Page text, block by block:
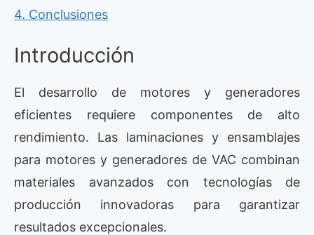
4. Conclusiones
Introducción
El desarrollo de motores y generadores
eficientes requiere componentes de alto
rendimiento. Las laminaciones y ensamblajes
para motores y generadores de VAC combinan
materiales avanzados con tecnologías de
producción innovadoras para garantizar
resultados excepcionales.